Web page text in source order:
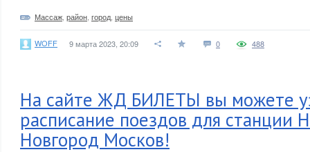
Массаж район город цены
WOFF 9 марта 2023, 20:09 0 488
На сайте ЖД БИЛЕТЫ вы можете
расписание поездов для станции
Новгород Москов!